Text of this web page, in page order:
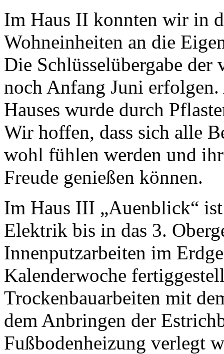
Im Haus II konnten wir in
Wohneinheiten an die
Die Schlüsselübergabe
noch Anfang Juni
Hauses wurde durch
Wir hoffen, dass sich alle
wohl fühlen werden und
Freude genießen können.
Im Haus III „Auenblick“
Elektrik bis in das 3.
Innenputzarbeiten im
Kalenderwoche
Trockenbauarbeiten mit
dem Anbringen der
Fußbodenheizung verlegt